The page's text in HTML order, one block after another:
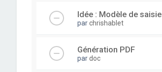
Idée : Modèle de saisie
parchrishablet
Génération PDF
pardoc